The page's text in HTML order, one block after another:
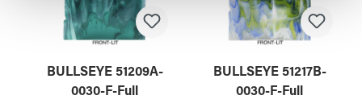
gesammelt haben.
BULLSEYE 51209A-
0030-F-Full
BULLSEYE 51217B-
0030-F-Full